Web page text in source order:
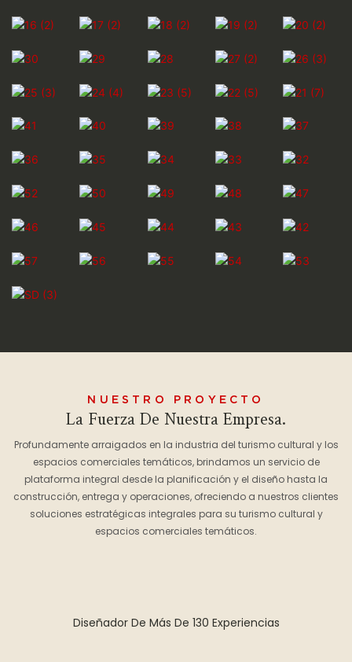
NUESTRO PROYECTO
La Fuerza De Nuestra Empresa.
Profundamente arraigados en la industria del turismo cultural y los
espacios comerciales temáticos, brindamos un servicio de
plataforma integral desde la planificación y el diseño hasta la
construcción, entrega y operaciones, ofreciendo a nuestros clientes
soluciones estratégicas integrales para su turismo cultural y
espacios comerciales temáticos.
Diseñador De Más De 130 Experiencias